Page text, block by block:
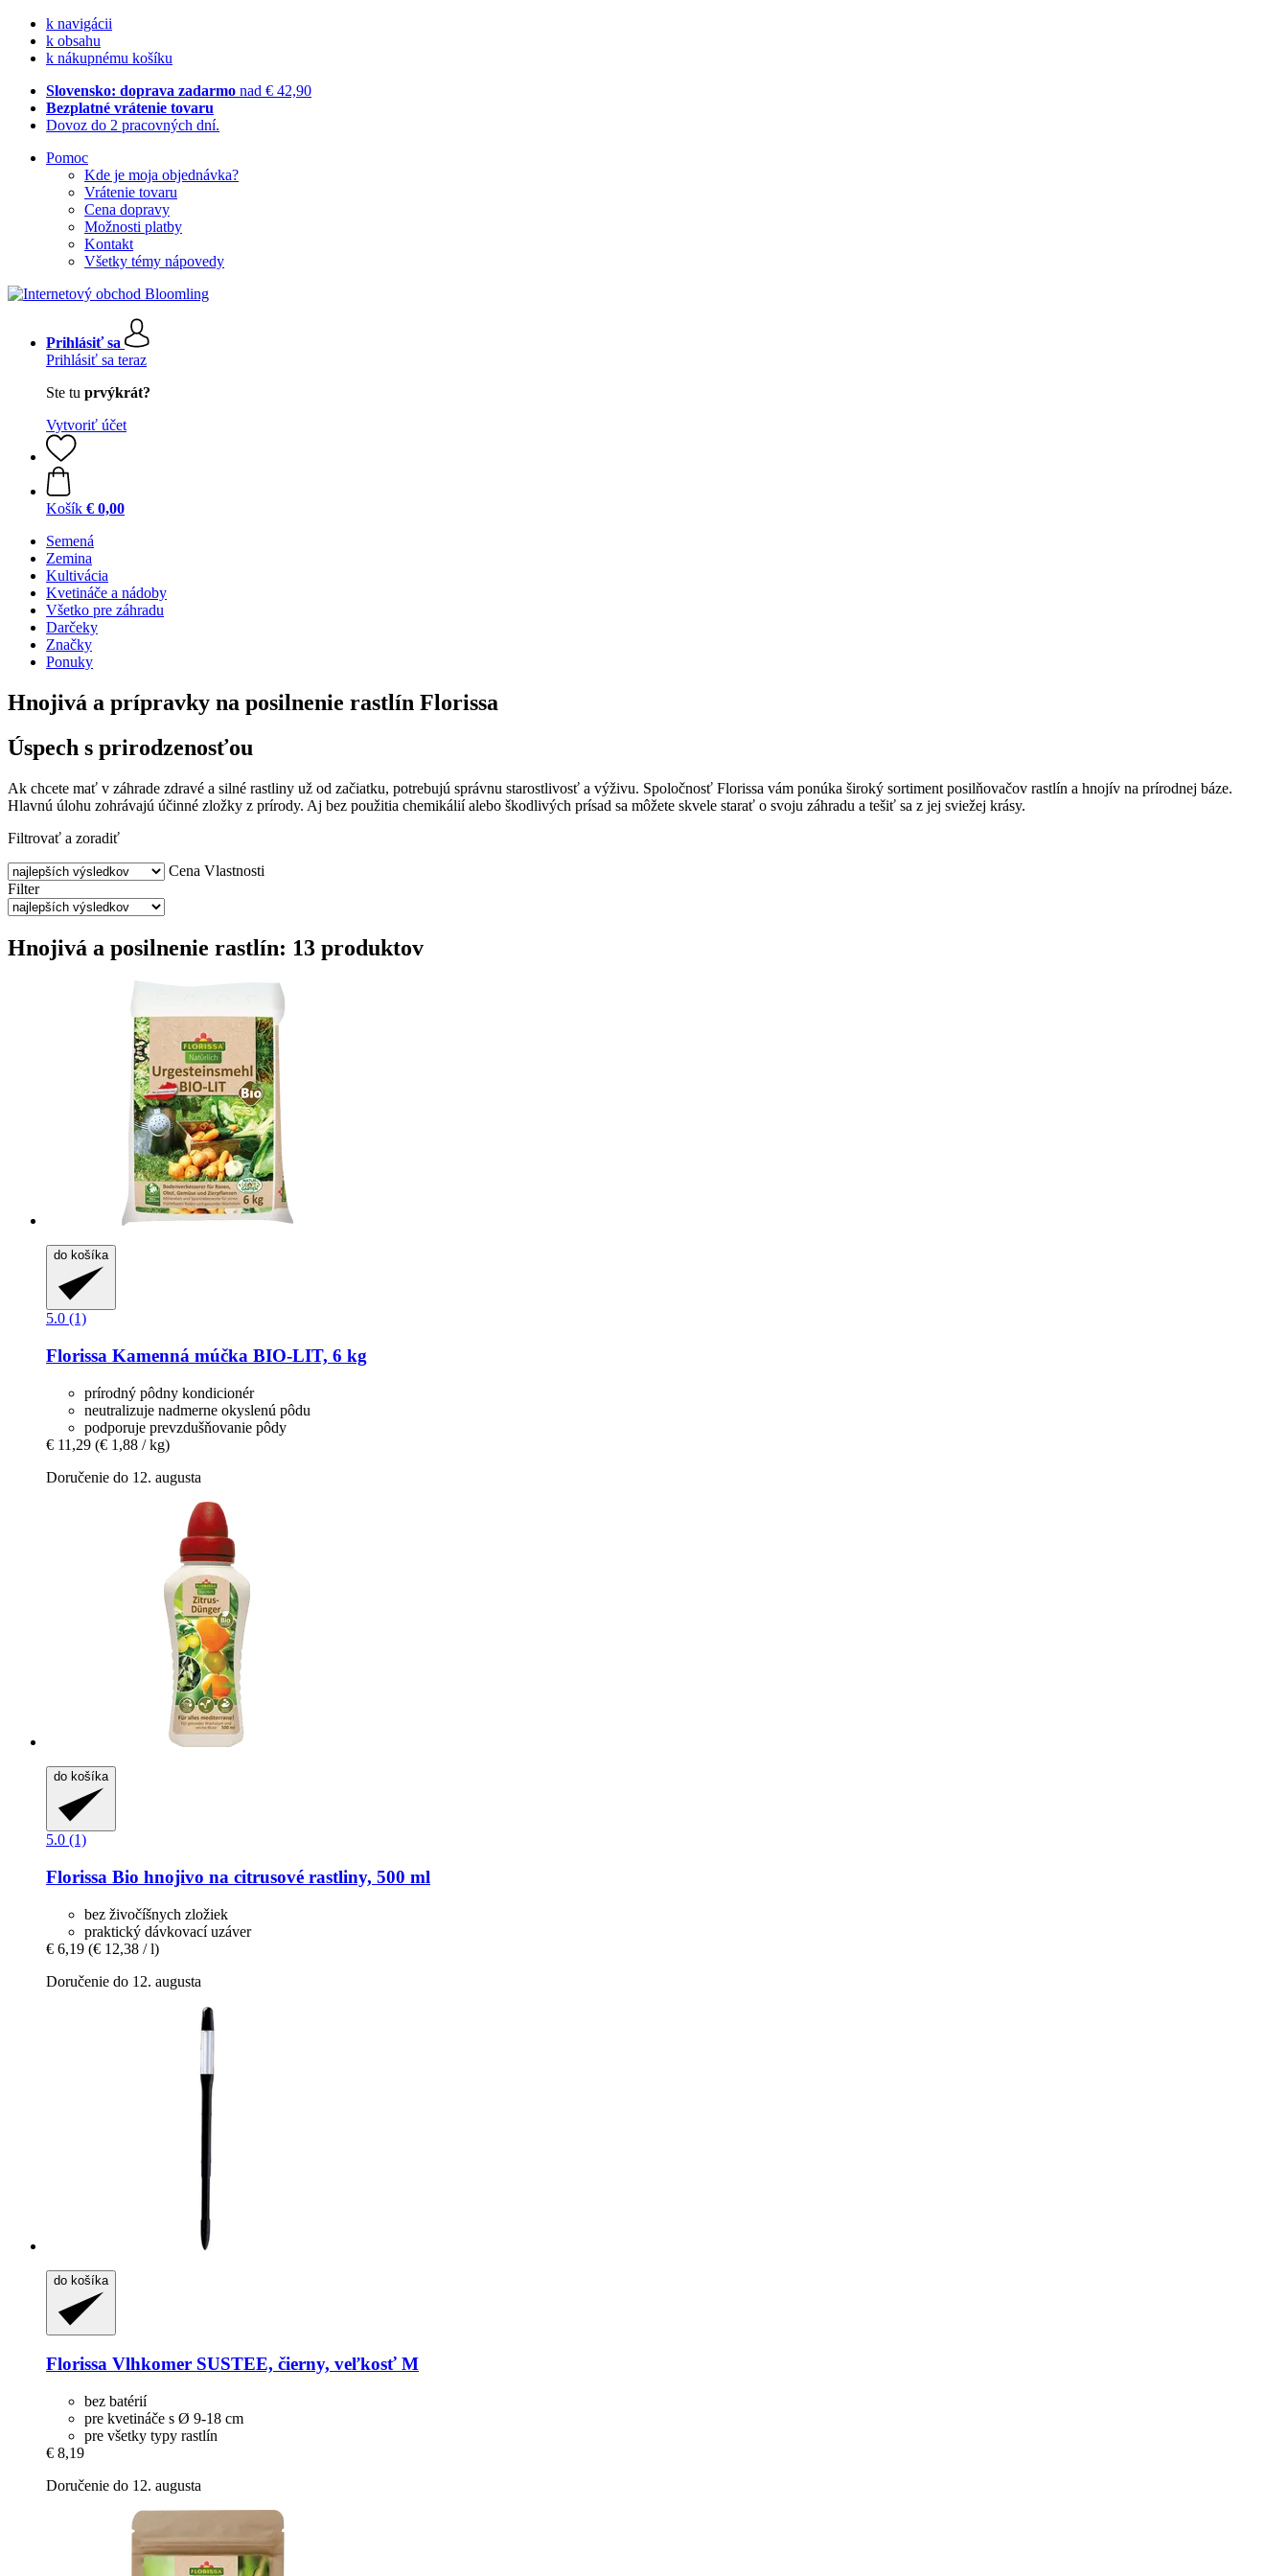
k navigácii
k obsahu
k nákupnému košíku
Slovensko: doprava zadarmo nad € 42,90
Bezplatné vrátenie tovaru
Dovoz do 2 pracovných dní.
Pomoc
Kde je moja objednávka?
Vrátenie tovaru
Cena dopravy
Možnosti platby
Kontakt
Všetky témy nápovedy
Prihlásiť sa
Prihlásiť sa teraz
Ste tu prvýkrát?
Vytvoriť účet
Košík € 0,00
Semená
Zemina
Kultivácia
Kvetináče a nádoby
Všetko pre záhradu
Darčeky
Značky
Ponuky
Hnojivá a prípravky na posilnenie rastlín Florissa
Úspech s prirodzenosťou
Ak chcete mať v záhrade zdravé a silné rastliny už od začiatku, potrebujú správnu starostlivosť a výživu. Spoločnosť Florissa vám ponúka široký sortiment posilňovačov rastlín a hnojív na prírodnej báze.
Hlavnú úlohu zohrávajú účinné zložky z prírody. Aj bez použitia chemikálií alebo škodlivých prísad sa môžete skvele starať o svoju záhradu a tešiť sa z jej sviežej krásy.
Filtrovať a zoradiť
Cena Vlastnosti
Filter
Hnojivá a posilnenie rastlín: 13 produktov
do košíka
5.0 (1)
Florissa Kamenná múčka BIO-​LIT, 6 kg
prírodný pôdny kondicionér
neutralizuje nadmerne okyslenú pôdu
podporuje prevzdušňovanie pôdy
€ 11,29 (€ 1,88 / kg)
Doručenie do 12. augusta
do košíka
5.0 (1)
Florissa Bio hnojivo na citrusové rastliny, 500 ml
bez živočíšnych zložiek
praktický dávkovací uzáver
€ 6,19 (€ 12,38 / l)
Doručenie do 12. augusta
do košíka
Florissa Vlhkomer SUSTEE, čierny, veľkosť M
bez batérií
pre kvetináče s Ø 9-18 cm
pre všetky typy rastlín
€ 8,19
Doručenie do 12. augusta